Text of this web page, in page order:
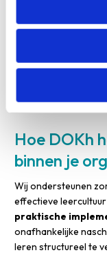
(een teken van een
op
patiënten geeft
Het belangrijkste is
handelen op de
leerinitiatieven bij te
Hoe DOKh
binnen je
Wij ondersteunen
effectieve
praktische
onafhankelijke
leren structureel te